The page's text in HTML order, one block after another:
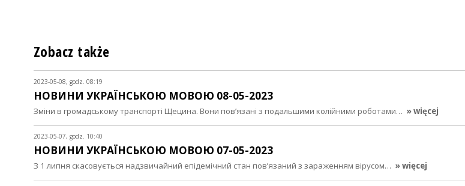
Zobacz także
2023-05-08, godz. 08:19
НОВИНИ УКРАЇНСЬКОЮ МОВОЮ 08-05-2023
Зміни в громадському транспорті Щецина. Вони пов’язані з подальшими колійними роботами… » więcej
2023-05-07, godz. 10:40
НОВИНИ УКРАЇНСЬКОЮ МОВОЮ 07-05-2023
З 1 липня скасовується надзвичайний епідемічний стан пов’язаний з зараженням вірусом… » więcej